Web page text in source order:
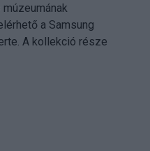
a Samsung
A kollekció része